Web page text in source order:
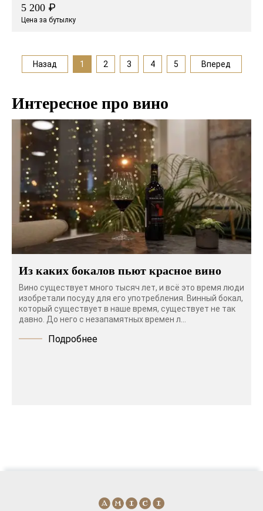
5 200 ₽
Цена за бутылку
Назад 1 2 3 4 5 Вперед
Интересное про вино
Из каких бокалов пьют красное вино
Вино существует много тысяч лет, и всё это время люди
изобретали посуду для его употребления. Винный бокал,
который существует в наше время, существует не так
давно. До него с незапамятных времен л...
Подробнее